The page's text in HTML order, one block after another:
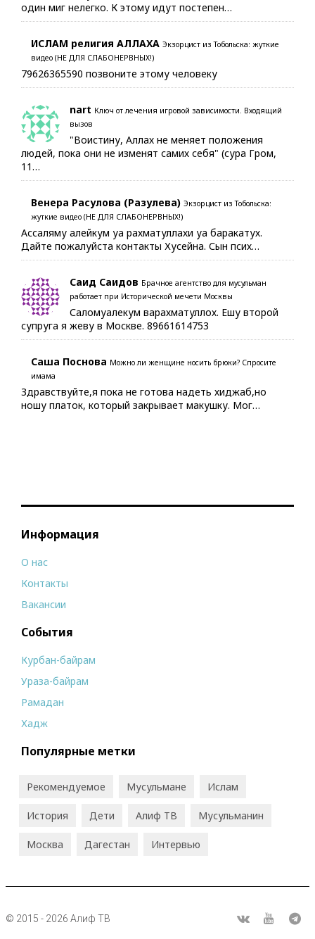
один миг нелегко. К этому идут постепен…
ИСЛАМ религия АЛЛАХА Экзорцист из Тобольска: жуткие
видео (НЕ ДЛЯ СЛАБОНЕРВНЫХ!)
79626365590 позвоните этому человеку
nart Ключ от лечения игровой зависимости. Входящий
вызов
"Воистину, Аллах не меняет положения
людей, пока они не изменят самих себя" (сура Гром,
11…
Венера Расулова (Разулева) Экзорцист из Тобольска:
жуткие видео (НЕ ДЛЯ СЛАБОНЕРВНЫХ!)
Ассаляму алейкум уа рахматуллахи уа баракатух.
Дайте пожалуйста контакты Хусейна. Сын псих…
Саид Саидов Брачное агентство для мусульман
работает при Исторической мечети Москвы
Саломуалекум варахматуллох. Ешу второй
супруга я жеву в Москве. 89661614753
Саша Поснова Можно ли женщине носить брюки? Спросите
имама
Здравствуйте,я пока не готова надеть хиджаб,но
ношу платок, который закрывает макушку. Мог…
Информация
О нас
Контакты
Вакансии
События
Курбан-байрам
Ураза-байрам
Рамадан
Хадж
Популярные метки
Рекомендуемое Мусульмане Ислам
История Дети Алиф ТВ Мусульманин
Москва Дагестан Интервью
© 2015 - 2026 Алиф ТВ